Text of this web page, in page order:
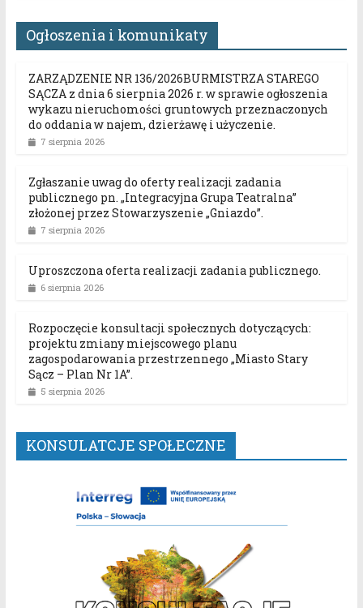
Ogłoszenia i komunikaty
ZARZĄDZENIE NR 136/2026BURMISTRZA STAREGO
SĄCZA z dnia 6 sierpnia 2026 r. w sprawie ogłoszenia
wykazu nieruchomości gruntowych przeznaczonych
do oddania w najem, dzierżawę i użyczenie.
7 sierpnia 2026
Zgłaszanie uwag do oferty realizacji zadania
publicznego pn. „Integracyjna Grupa Teatralna”
złożonej przez Stowarzyszenie „Gniazdo”.
7 sierpnia 2026
Uproszczona oferta realizacji zadania publicznego.
6 sierpnia 2026
Rozpoczęcie konsultacji społecznych dotyczących:
projektu zmiany miejscowego planu
zagospodarowania przestrzennego „Miasto Stary
Sącz – Plan Nr 1A”.
5 sierpnia 2026
KONSULATCJE SPOŁECZNE